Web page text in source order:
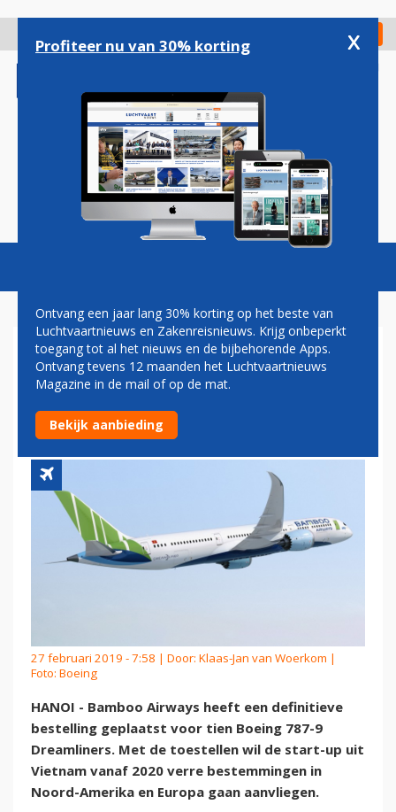
gaan
Check in
Magazine Podcasts Vacatures
BAMBOO AIRWAYS TEKENT
DEFINITIEF VOOR BOEING 787
DREAMLINER
27 februari 2019 - 7:58 | Door: Klaas-Jan van Woerkom |
Foto: Boeing
HANOI - Bamboo Airways heeft een definitieve
bestelling geplaatst voor tien Boeing 787-9
Dreamliners. Met de toestellen wil de start-up uit
Vietnam vanaf 2020 verre bestemmingen in
Noord-Amerika en Europa gaan aanvliegen.
Profiteer nu van 30% korting x
Ontvang een jaar lang 30% korting op het beste van
Luchtvaartnieuws en Zakenreisnieuws. Krijg onbeperkt
toegang tot al het nieuws en de bijbehorende Apps.
Ontvang tevens 12 maanden het Luchtvaartnieuws
Magazine in de mail of op de mat.
Bekijk aanbieding